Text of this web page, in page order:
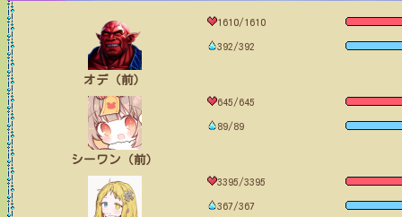
オデ（前）
1610/1610
392/392
シーワン（前）
645/645
89/89
3395/3395
367/367